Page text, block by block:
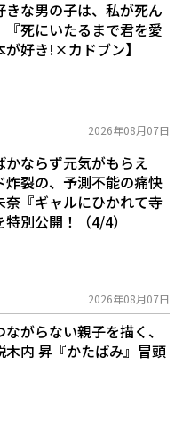
きな男の子は、私が死ん
『死にいたるまで君を愛
が好き!×カドブン】
2026年08月07日
かならず元気がもらえ
裂の、予測不能の痛快
『ギャルにひかれて寺
別公開！（4/4）
2026年08月07日
ながらない親子を描く、
木内 昇『かたばみ』冒頭